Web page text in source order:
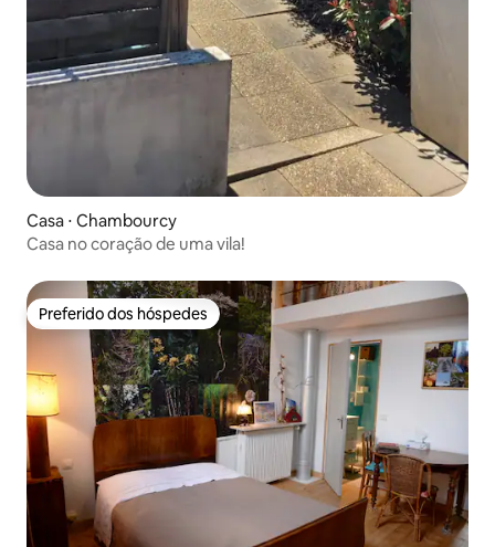
Casa ⋅ Chambourcy
Casa no coração de uma vila!
Preferido dos hóspedes
Preferido dos hóspedes